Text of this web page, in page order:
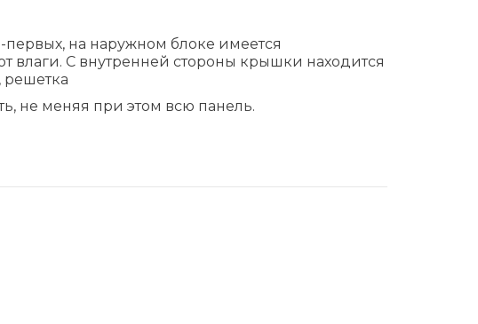
на наружном блоке имеется
влаги. С внутренней стороны крышки находится
решетка
не меняя при этом всю панель.